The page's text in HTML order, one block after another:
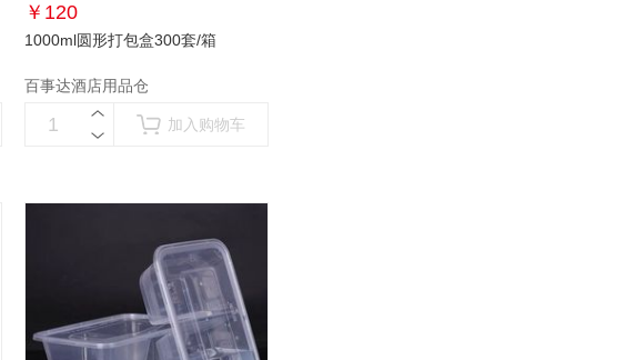
￥ 120
1000ml圆形打包盒300套/箱
百事达酒店用品仓
加入购物车